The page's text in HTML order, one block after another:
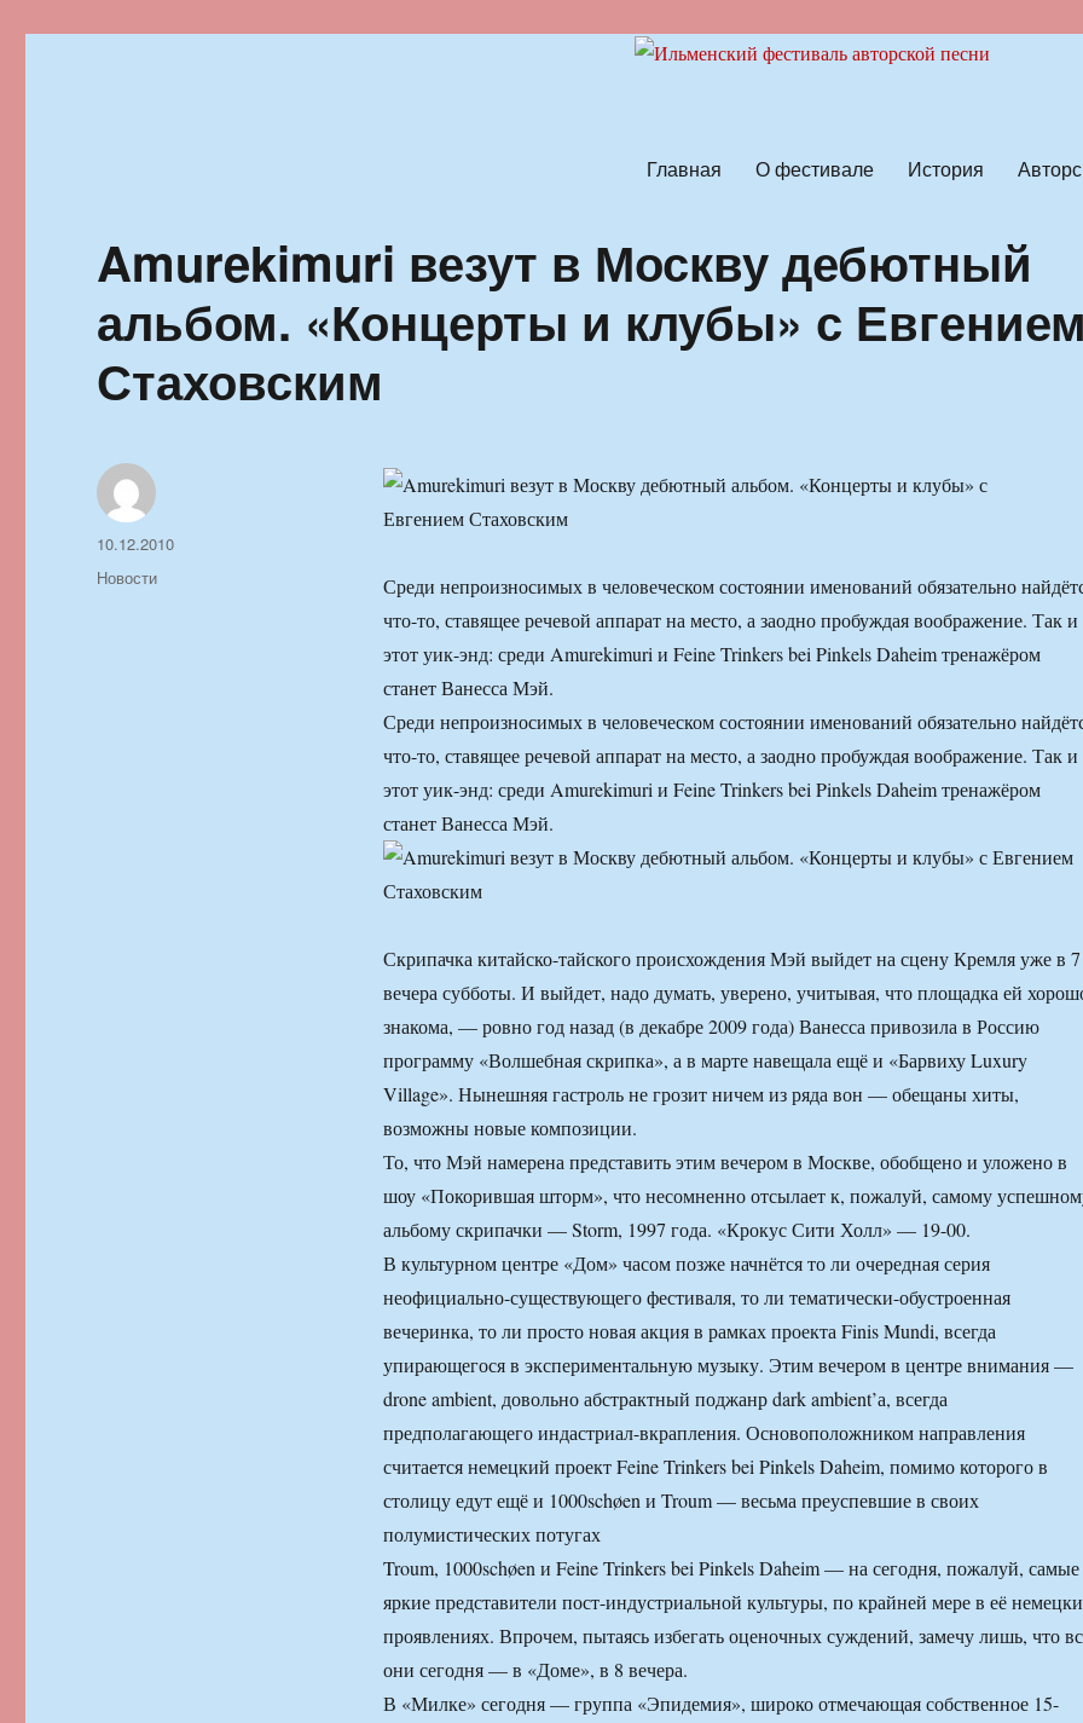
Главная О фестивале История
Amurekimuri везут в Москву дебютный
альбом. «Концерты и клубы» с Евгением
Стаховским
Среди непроизносимых в человеческом состоянии именований обязательно
что-то, ставящее речевой аппарат на место, а заодно пробуждая воображение. Так и
этот уик-энд: среди Amurekimuri и Feine Trinkers bei Pinkels Daheim тренажёром
станет Ванесса Мэй.
Среди непроизносимых в человеческом состоянии именований обязательно
что-то, ставящее речевой аппарат на место, а заодно пробуждая воображение. Так и
этот уик-энд: среди Amurekimuri и Feine Trinkers bei Pinkels Daheim тренажёром
станет Ванесса Мэй.
Скрипачка китайско-тайского происхождения Мэй выйдет на сцену Кремля уже в 7
вечера субботы. И выйдет, надо думать, уверено, учитывая, что площадка ей
знакома, — ровно год назад (в декабре 2009 года) Ванесса привозила в Россию
программу «Волшебная скрипка», а в марте навещала ещё и «Барвиху Luxury
Village». Нынешняя гастроль не грозит ничем из ряда вон — обещаны хиты,
возможны новые композиции.
То, что Мэй намерена представить этим вечером в Москве, обобщено и уложено в
шоу «Покорившая шторм», что несомненно отсылает к, пожалуй, самому
альбому скрипачки — Storm, 1997 года. «Крокус Сити Холл» — 19-00.
В культурном центре «Дом» часом позже начнётся то ли очередная серия
неофициально-существующего фестиваля, то ли тематически-обустроенная
вечеринка, то ли просто новая акция в рамках проекта Finis Mundi, всегда
упирающегося в экспериментальную музыку. Этим вечером в центре внимания —
drone ambient, довольно абстрактный поджанр dark ambient’а, всегда
предполагающего индастриал-вкрапления. Основоположником направления
считается немецкий проект Feine Trinkers bei Pinkels Daheim, помимо которого в
столицу едут ещё и 1000schøen и Troum — весьма преуспевшие в своих
полумистических потугах
Troum, 1000schøen и Feine Trinkers bei Pinkels Daheim — на сегодня, пожалуй, самые
яркие представители пост-индустриальной культуры, по крайней мере в её
проявлениях. Впрочем, пытаясь избегать оценочных суждений, замечу лишь, что
они сегодня — в «Доме», в 8 вечера.
В «Милке» сегодня — группа «Эпидемия», широко отмечающая собственное 15-
Автор
Опубликовано
10.12.2010
Рубрики
Новости